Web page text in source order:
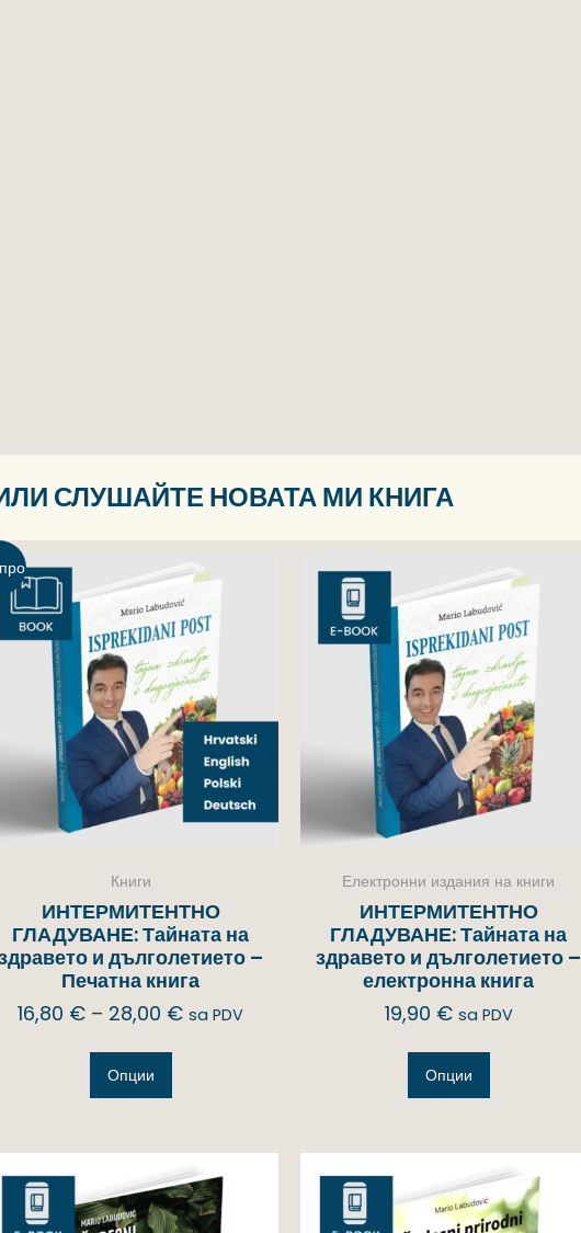
СЛУШАЙТЕ НОВАТА МИ КНИГА
Книги
ИНТЕРМИТЕНТНО
ГЛАДУВАНЕ: Тайната на
и дълголетието –
Печатна книга
16,80 € – 28,00 € sa PDV
Опции
Електронни издания на книги
ИНТЕРМИТЕНТНО
ГЛАДУВАНЕ: Тайната на
здравето и дълголетието –
електронна книга
19,90 € sa PDV
Опции